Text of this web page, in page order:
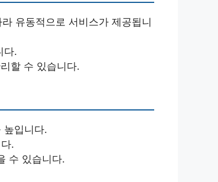
유동적으로 서비스가 제공됩니
다.
할 수 있습니다.
높입니다.
.
수 있습니다.